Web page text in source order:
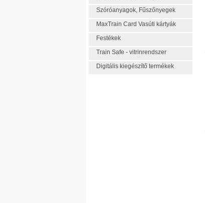
Szóróanyagok, Fűszőnyegek
MaxTrain Card Vasúti kártyák
Festékek
Train Safe - vitrinrendszer
Digitális kiegészítő termékek